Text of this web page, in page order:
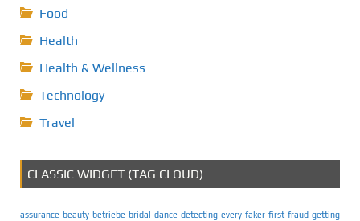
Food
Health
Health & Wellness
Technology
Travel
CLASSIC WIDGET (TAG CLOUD)
assurance beauty betriebe bridal dance detecting every faker first fraud getting